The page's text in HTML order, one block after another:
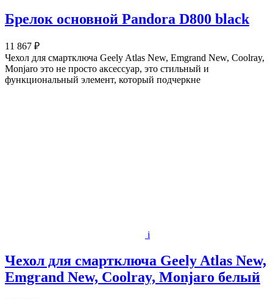
Брелок основной Pandora D800 black
11 867 ₽
Чехол для смартключа Geely Atlas New, Emgrand New, Coolray,
Monjaro это не просто аксессуар, это стильный и
функциональный элемент, который подчеркне
i
Чехол для смартключа Geely Atlas New,
Emgrand New, Coolray, Monjaro белый